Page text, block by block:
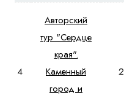
4
Авторский
тур "Сердце
края".
Каменный
город и
2